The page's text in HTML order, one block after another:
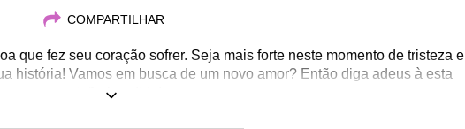
COMPARTILHAR
que fez seu coração sofrer. Seja mais forte neste momento de tristeza e
história! Vamos em busca de um novo amor? Então diga adeus à esta
paixão bandida!